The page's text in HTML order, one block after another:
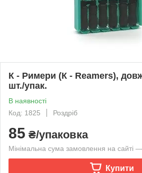
К - Римери (К - Reamers),
шт./упак.
В наявності
Код: 1825
Роздріб
85 ₴/упаковка
Мінімальна сума замовлення на сайті
Купити